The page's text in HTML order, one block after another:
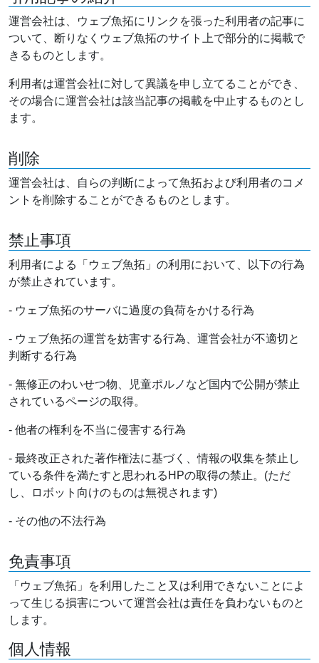
運営会社は、ウェブ魚拓にリンクを張った利用者の記事に
ついて、断りなくウェブ魚拓のサイト上で部分的に掲載で
きるものとします。
利用者は運営会社に対して異議を申し立てることができ、
その場合に運営会社は該当記事の掲載を中止するものとし
ます。
削除
運営会社は、自らの判断によって魚拓および利用者のコメ
ントを削除することができるものとします。
禁止事項
利用者による「ウェブ魚拓」の利用において、以下の行為
が禁止されています。
- ウェブ魚拓のサーバに過度の負荷をかける行為
- ウェブ魚拓の運営を妨害する行為、運営会社が不適切と
判断する行為
- 無修正のわいせつ物、児童ポルノなど国内で公開が禁止
されているページの取得。
- 他者の権利を不当に侵害する行為
- 最終改正された著作権法に基づく、情報の収集を禁止し
ている条件を満たすと思われるHPの取得の禁止。(ただ
し、ロボット向けのものは無視されます)
- その他の不法行為
免責事項
「ウェブ魚拓」を利用したこと又は利用できないことによ
って生じる損害について運営会社は責任を負わないものと
します。
個人情報